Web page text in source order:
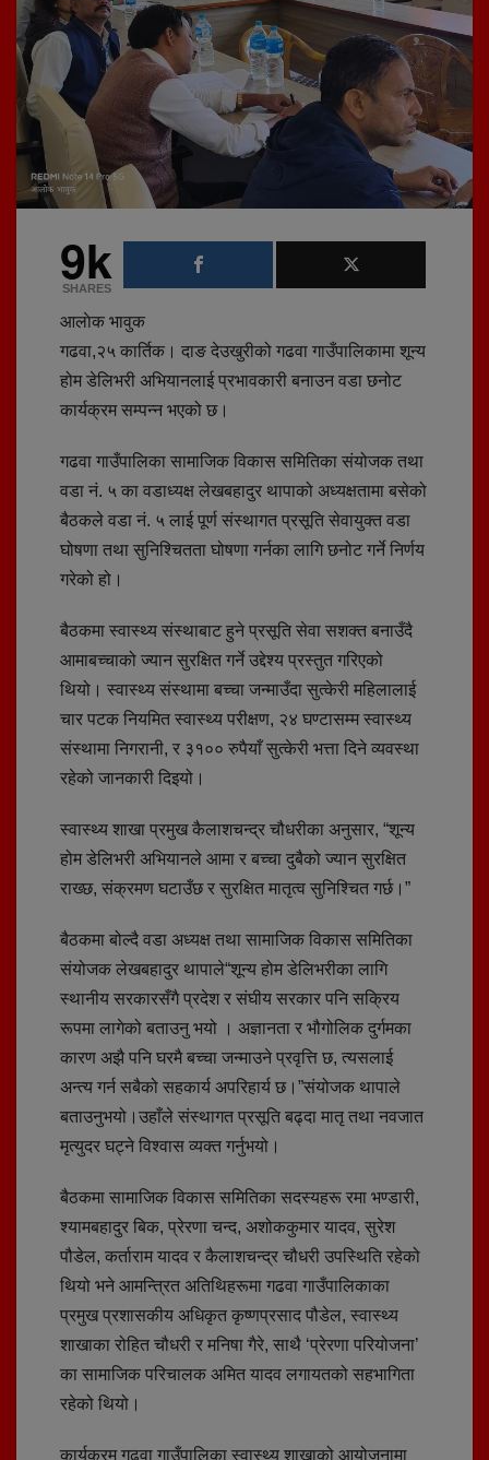
9k
SHARES
आलाेक भावुक
गढवा,२५ कार्तिक। दाङ देउखुरीको गढवा गाउँपालिकामा शून्य
होम डेलिभरी अभियानलाई प्रभावकारी बनाउन वडा छनोट
कार्यक्रम सम्पन्न भएको छ।
गढवा गाउँपालिका सामाजिक विकास समितिका संयोजक तथा
वडा नं. ५ का वडाध्यक्ष लेखबहादुर थापाको अध्यक्षतामा बसेको
बैठकले वडा नं. ५ लाई पूर्ण संस्थागत प्रसूति सेवायुक्त वडा
घोषणा तथा सुनिश्चितता घोषणा गर्नका लागि छनोट गर्ने निर्णय
गरेको हो।
बैठकमा स्वास्थ्य संस्थाबाट हुने प्रसूति सेवा सशक्त बनाउँदै
आमाबच्चाको ज्यान सुरक्षित गर्ने उद्देश्य प्रस्तुत गरिएको
थियो। स्वास्थ्य संस्थामा बच्चा जन्माउँदा सुत्केरी महिलालाई
चार पटक नियमित स्वास्थ्य परीक्षण, २४ घण्टासम्म स्वास्थ्य
संस्थामा निगरानी, र ३१०० रुपैयाँ सुत्केरी भत्ता दिने व्यवस्था
रहेको जानकारी दिइयो।
स्वास्थ्य शाखा प्रमुख कैलाशचन्द्र चौधरीका अनुसार, “शून्य
होम डेलिभरी अभियानले आमा र बच्चा दुबैको ज्यान सुरक्षित
राख्छ, संक्रमण घटाउँछ र सुरक्षित मातृत्व सुनिश्चित गर्छ।”
बैठकमा बोल्दै वडा अध्यक्ष तथा सामाजिक विकास समितिका
संयोजक लेखबहादुर थापाले“शून्य होम डेलिभरीका लागि
स्थानीय सरकारसँगै प्रदेश र संघीय सरकार पनि सक्रिय
रूपमा लागेको बताउनु भयो । अज्ञानता र भौगोलिक दुर्गमका
कारण अझै पनि घरमै बच्चा जन्माउने प्रवृत्ति छ, त्यसलाई
अन्त्य गर्न सबैको सहकार्य अपरिहार्य छ।”संयोजक थापाले
बताउनुभयो।उहाँले संस्थागत प्रसूति बढ्दा मातृ तथा नवजात
मृत्युदर घट्ने विश्वास व्यक्त गर्नुभयो।
बैठकमा सामाजिक विकास समितिका सदस्यहरू रमा भण्डारी,
श्यामबहादुर बिक, प्रेरणा चन्द, अशोककुमार यादव, सुरेश
पौडेल, कर्ताराम यादव र कैलाशचन्द्र चौधरी उपस्थिति रहेको
थियो भने आमन्त्रित अतिथिहरूमा गढवा गाउँपालिकाका
प्रमुख प्रशासकीय अधिकृत कृष्णप्रसाद पौडेल, स्वास्थ्य
शाखाका रोहित चौधरी र मनिषा गैरे, साथै ‘प्रेरणा परियोजना’
का सामाजिक परिचालक अमित यादव लगायतको सहभागिता
रहेको थियो।
कार्यक्रम गढवा गाउँपालिका स्वास्थ्य शाखाको आयोजनामा